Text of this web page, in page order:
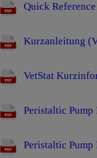
Quick
Kurzanleitung
VetStat
Peristaltic Pump
Peristaltic Pump